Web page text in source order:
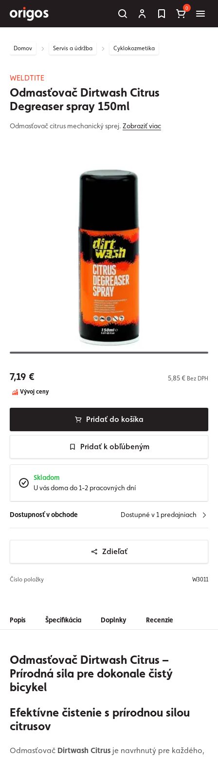
0
Domov Servis a údržba Cyklokozmetika
WELDTITE
Odmasťovač Dirtwash Citrus
Degreaser spray 150ml
Odmasťovač citrus mechanický sprej. Zobraziť viac
7,19 € 5,85 € Bez DPH
Vývoj ceny
Pridať do košíka
Pridať k obľúbeným
Skladom
U vás doma do 1-2 pracovných dní
Dostupnosť v obchode Dostupné v 1 predajniach
Zdieľať
Číslo položky W3011
Popis Špecifikácia Doplnky Recenzie
Odmasťovač Dirtwash Citrus –
Prírodná sila pre dokonale čistý
bicykel
Efektívne čistenie s prírodnou silou
citrusov
Odmasťovač Dirtwash Citrus je navrhnutý pre každého,